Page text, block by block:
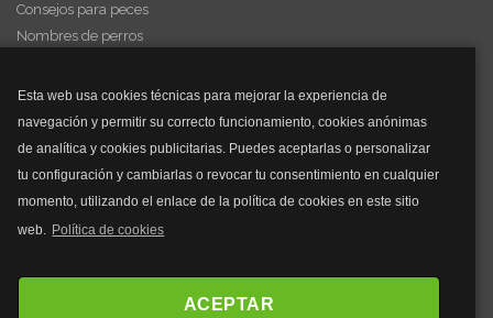
Esta web usa cookies técnicas para mejorar la experiencia de
navegación y permitir su correcto funcionamiento, cookies anónimas
de analítica y cookies publicitarias. Puedes aceptarlas o personalizar
tu configuración y cambiarlas o revocar tu consentimiento en cualquier
momento, utilizando el enlace de la política de cookies en este sitio
web. Política de cookies
ACEPTAR
Consejos para peces
Nombres de perros
y mucho más...